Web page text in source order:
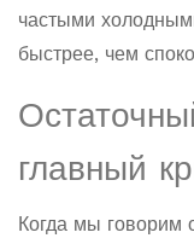
частыми
быстрее, чем
главный
Когда мы говорим